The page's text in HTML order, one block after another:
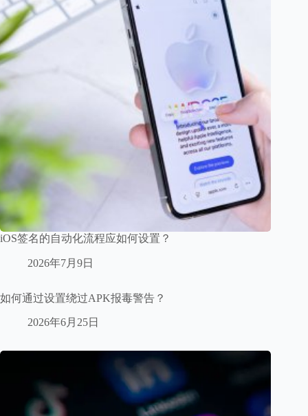
iOS签名的自动化流程应如何设置？
2026年7月9日
如何通过设置绕过APK报毒警告？
2026年6月25日